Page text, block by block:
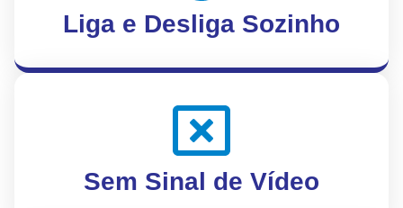
Liga e Desliga Sozinho
Sem Sinal de Vídeo